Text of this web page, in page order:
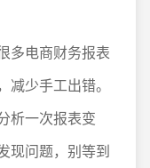
多电商财务报表
少手工出错。
析一次报表变
现问题，别等到